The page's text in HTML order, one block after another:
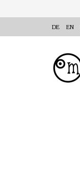
DE EN